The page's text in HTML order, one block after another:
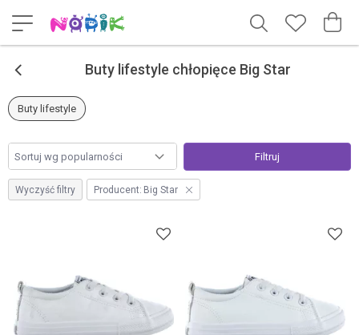
< Buty lifestyle chłopięce Big Star
Buty lifestyle
Filtruj
Wyczyść filtry Producent: Big Star